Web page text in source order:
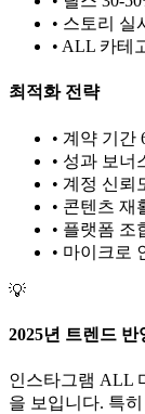
• 스토리 실
• ALL 카테
최적화 전략
• 계약 기간
• 성과 보너
• 계정 신뢰
• 콘텐츠 재
• 플랫폼 조
• 마이크로
💡
2025년 트렌드 반
인스타그램 ALL
을 보입니다. 특히